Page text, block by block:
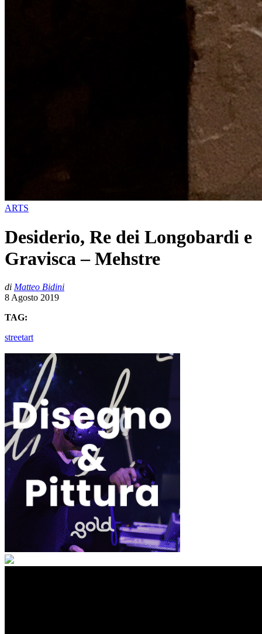
ARTS
Desiderio, Re dei Longobardi e
Gravisca – Mehstre
di Matteo Bidini
8 Agosto 2019
TAG:
streetart